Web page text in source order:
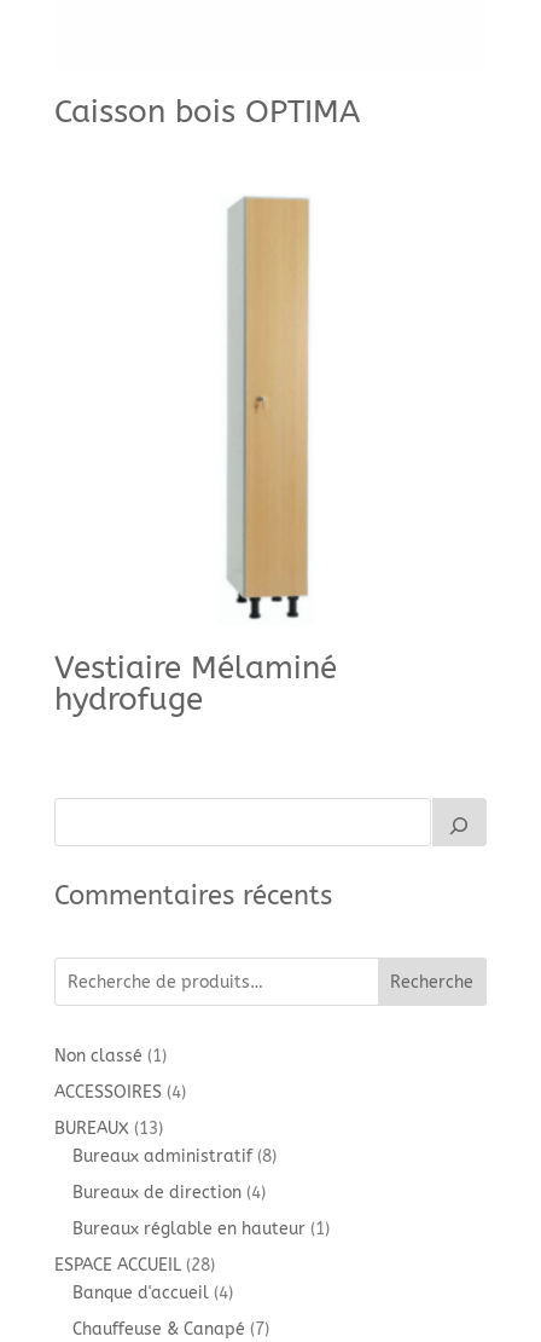
Caisson bois OPTIMA
Vestiaire Mélaminé
hydrofuge
Commentaires récents
Recherche
Non classé 11
produit
ACCESSOIRES 44
BUREAUX 1313
produits
Bureaux administratif 88
Bureaux de direction 44
produits
Bureaux réglable en hauteur 11
ESPACE ACCUEIL 2828
produits
Banque d'accueil 44
produits
Chauffeuse & Canapé 77